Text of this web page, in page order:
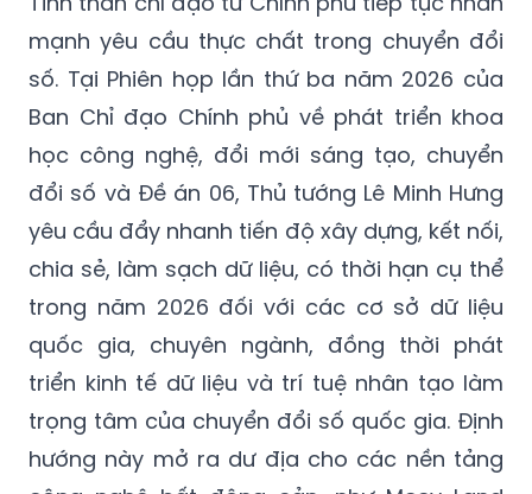
số. Tại Phiên họp lần thứ ba năm 2026 của
Ban Chỉ đạo Chính phủ về phát triển khoa
học công nghệ, đổi mới sáng tạo, chuyển
đổi số và Đề án 06, Thủ tướng Lê Minh Hưng
yêu cầu đẩy nhanh tiến độ xây dựng, kết nối,
chia sẻ, làm sạch dữ liệu, có thời hạn cụ thể
trong năm 2026 đối với các cơ sở dữ liệu
quốc gia, chuyên ngành, đồng thời phát
triển kinh tế dữ liệu và trí tuệ nhân tạo làm
trọng tâm của chuyển đổi số quốc gia. Định
hướng này mở ra dư địa cho các nền tảng
công nghệ bất động sản, như Meey Land
Super App, tham gia vào quá trình kết nối,